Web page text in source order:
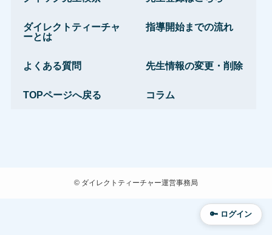
ダイレクトティーチャ
ーとは
指導開始までの流れ
よくある質問 先生情報の変更・削除
TOPページへ戻る コラム
© ダイレクトティーチャー運営事務局
🔑 ログイン